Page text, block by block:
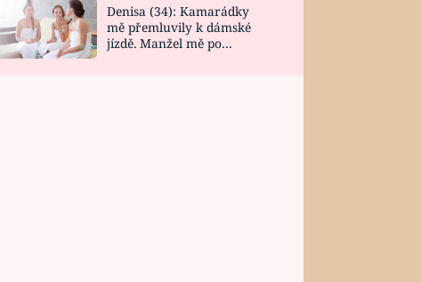
Denisa (34): Kamarádky
mě přemluvily k dámské
jízdě. Manžel mě po